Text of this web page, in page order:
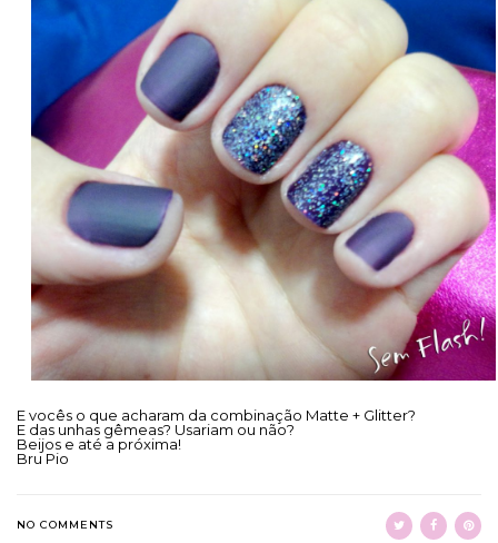
E vocês o que acharam da combinação Matte + Glitter?
E das unhas gêmeas? Usariam ou não?
Beijos e até a próxima!
Bru Pio
NO COMMENTS